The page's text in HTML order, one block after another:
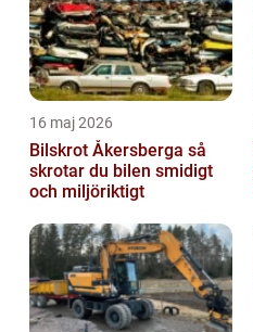
16 maj 2026
Bilskrot Åkersberga så
skrotar du bilen smidigt
och miljöriktigt